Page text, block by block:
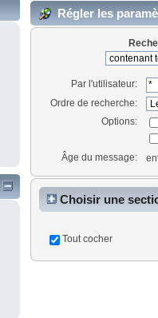
Régler les
Par l'utilisateur:
Ordre de recherche:
Options:
Âge du message:
Choisir une
Tout cocher